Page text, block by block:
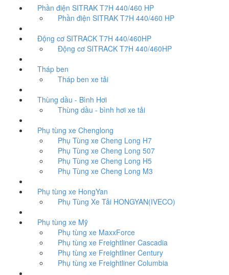
Phần điện SITRAK T7H 440/460 HP
Phần điện SITRAK T7H 440/460 HP
Động cơ SITRACK T7H 440/460HP
Động cơ SITRACK T7H 440/460HP
Tháp ben
Tháp ben xe tải
Thùng dầu - Bình Hơi
Thùng dầu - bình hơi xe tải
Phụ tùng xe Chenglong
Phụ Tùng xe Cheng Long H7
Phụ Tùng xe Cheng Long 507
Phụ Tùng xe Cheng Long H5
Phụ Tùng xe Cheng Long M3
Phụ tùng xe HongYan
Phụ Tùng Xe Tải HONGYAN(IVECO)
Phụ tùng xe Mỹ
Phụ tùng xe MaxxForce
Phụ tùng xe Freightliner Cascadia
Phụ tùng xe Freightliner Century
Phụ tùng xe Freightliner Columbia